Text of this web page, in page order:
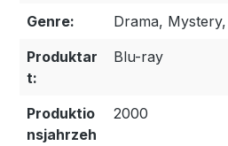
Genre:
Drama,
Produktar
t:
Blu-ray
Produktio
nsjahrzeh
2000